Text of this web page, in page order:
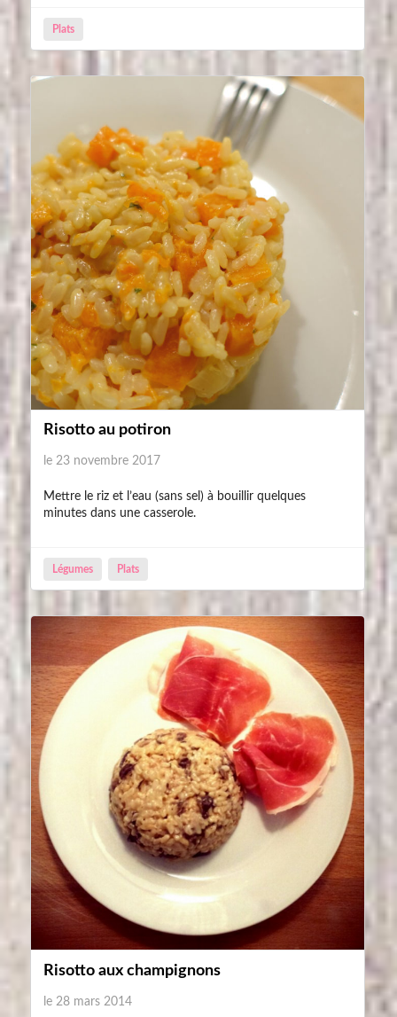
Plats
Risotto au potiron
le 23 novembre 2017
Mettre le riz et l’eau (sans sel) à bouillir quelques
minutes dans une casserole.
Légumes Plats
Risotto aux champignons
le 28 mars 2014